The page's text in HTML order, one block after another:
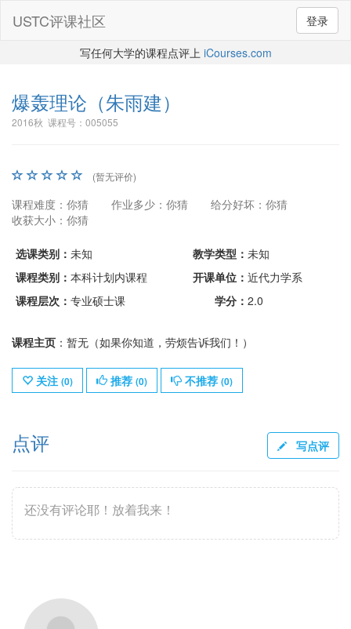
登录
USTC评课社区
写任何大学的课程点评上 iCourses.com
爆轰理论 （朱雨建）
2016秋 课程号：005055
(暂无评价)
课程难度：你猜 作业多少：你猜
给分好坏：你猜
收获大小：你猜
选课类别： 未知 教学类型： 未知
课程类别： 本科计划内课程 开课单位： 近代力学系
课程层次： 专业硕士课 学分： 2.0
课程主页 ：暂无（如果你知道，劳烦告诉我们！）
关注 (0) 推荐 (0) 不推荐 (0)
点评 写点评
还没有评论耶！放着我来！